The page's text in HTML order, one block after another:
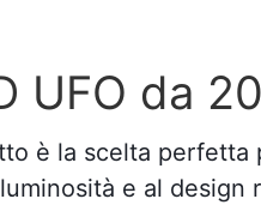
UFO da
è la scelta
e al